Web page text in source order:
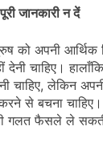
जानकारी न दें
को अपनी आर्थिक
देनी चाहिए।
चाहिए, लेकिन
से बचना
गलत फैसले ले